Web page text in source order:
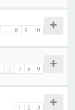
... 8 9 10
... 7 8 9
1 2 3